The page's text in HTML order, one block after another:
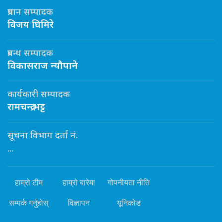
प्रधान सम्पादक
विजय घिमिरे
प्रबन्ध सम्पादक
विकासराज न्यौपाने
कार्यकारी सम्पादक
रामचन्द्र भट्ट
सूचना विभाग दर्ता नं.
...
हाम्रो टीम हाम्रो बारेमा गोपनीयता नीति
सम्पर्क गर्नुहोस् विज्ञापन यूनिकोड